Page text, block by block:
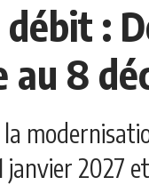
:
au 8
la
janvier 2027